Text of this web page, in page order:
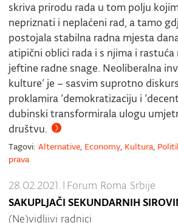
skriva prirodu rada u tom polju
nepriznati i neplaćeni rad, a tamo
postojala stabilna radna mjesta
atipični oblici rada i s njima i rastuća
jeftine radne snage. Neoliberalna
kulture’ je – sasvim suprotno
proklamira ‘demokratizaciju i
dubinski transformirala ulogu
društvu.
Tagovi: Alternative, Economy, Kultura,
prava
28.02.2021. | Forum Roma Srbije
SAKUPLJAČI SEKUNDARNIH
(Ne)vidljivi radnici